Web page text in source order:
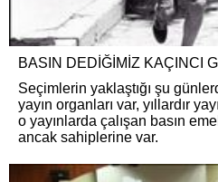
BASIN DEDİĞİMİZ KAÇINCI
Seçimlerin yaklaştığı şu
yayın organları var, yıllardır
o yayınlarda çalışan basın
ancak sahiplerine var.